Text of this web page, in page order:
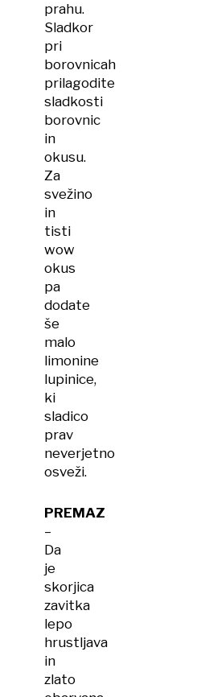
prahu.
Sladkor
pri
borovnicah
prilagodite
sladkosti
borovnic
in
okusu.
Za
svežino
in
tisti
wow
okus
pa
dodate
še
malo
limonine
lupinice,
ki
sladico
prav
neverjetno
osveži.
PREMAZ
–
Da
je
skorjica
zavitka
lepo
hrustljava
in
zlato